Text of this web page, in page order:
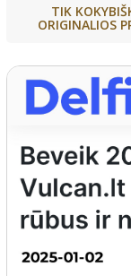
TIK
ORIGINALIOS